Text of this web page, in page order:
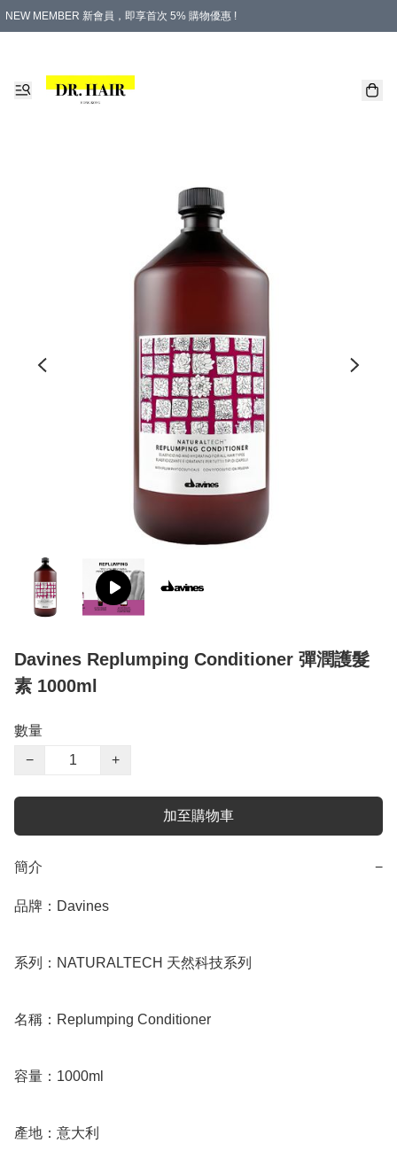
NEW MEMBER 新會員，即享首次 5% 購物優惠 !
Davines Replumping Conditioner 彈潤護髮
素 1000ml
數量
−
+
加至購物車
簡介 −
品牌：Davines
系列：NATURALTECH 天然科技系列
名稱：Replumping Conditioner
容量：1000ml
產地：意大利